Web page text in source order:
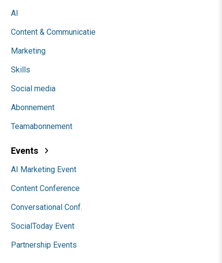
AI
Content & Communicatie
Marketing
Skills
Social media
Abonnement
Teamabonnement
Events
AI Marketing Event
Content Conference
Conversational Conf.
SocialToday Event
Partnership Events